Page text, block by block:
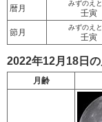
暦月
みずのえ
壬寅
節月
みずのえ
壬寅
2022年12月18日
月齢